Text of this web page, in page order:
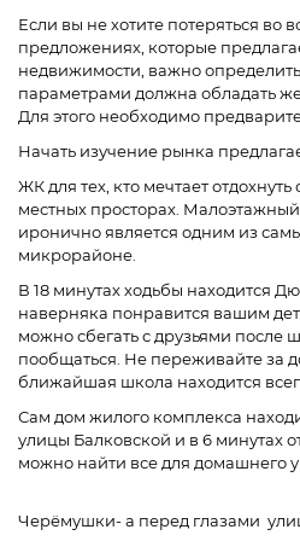
Если вы не хотите потеряться во
предложениях, которые
недвижимости, важно
параметрами должна обладать
Для этого необходимо
Начать изучение рынка
ЖК для тех, кто мечтает отдохнуть
местных просторах.
иронично является одним из
микрорайоне.
В 18 минутах ходьбы находится
наверняка понравится вашим
можно сбегать с друзьями после
пообщаться. Не переживайте за
ближайшая школа находится
Сам дом жилого комплекса
улицы Балковской и в 6 минутах
можно найти все для домашнего
Черёмушки- а перед глазами